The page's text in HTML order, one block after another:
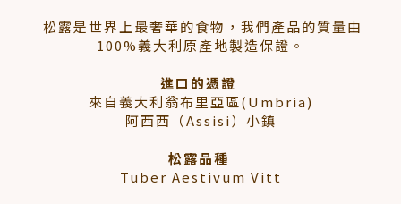
松露是世界上最奢華的食物，我們產品的質量由
100%義大利原產地製造保證。
進口的憑證
來自義大利翁布里亞區(Umbria)
阿西西（Assisi）小鎮
松露品種
Tuber Aestivum Vitt